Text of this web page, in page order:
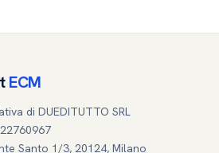
ECM
di DUEDITUTTO SRL
Santo 1/3, 20124, Milano